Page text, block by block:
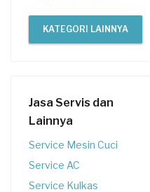
KATEGORI LAINNYA
Jasa Servis dan
Lainnya
Service Mesin Cuci
Service AC
Service Kulkas